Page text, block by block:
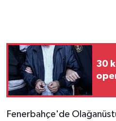
30
Fenerbahçe'de